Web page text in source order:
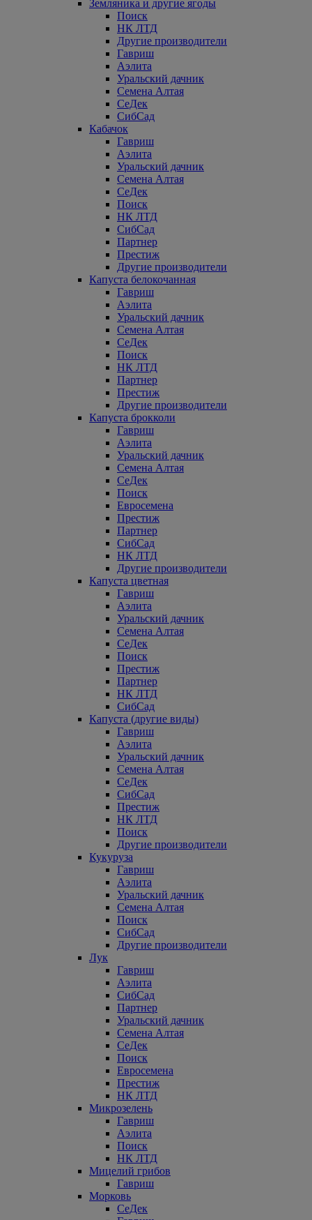
Земляника и другие ягоды
Поиск
НК ЛТД
Другие производители
Гавриш
Аэлита
Уральский дачник
Семена Алтая
СеДек
СибСад
Кабачок
Гавриш
Аэлита
Уральский дачник
Семена Алтая
СеДек
Поиск
НК ЛТД
СибСад
Партнер
Престиж
Другие производители
Капуста белокочанная
Гавриш
Аэлита
Уральский дачник
Семена Алтая
СеДек
Поиск
НК ЛТД
Партнер
Престиж
Другие производители
Капуста брокколи
Гавриш
Аэлита
Уральский дачник
Семена Алтая
СеДек
Поиск
Евросемена
Престиж
Партнер
СибСад
НК ЛТД
Другие производители
Капуста цветная
Гавриш
Аэлита
Уральский дачник
Семена Алтая
СеДек
Поиск
Престиж
Партнер
НК ЛТД
СибСад
Капуста (другие виды)
Гавриш
Аэлита
Уральский дачник
Семена Алтая
СеДек
СибСад
Престиж
НК ЛТД
Поиск
Другие производители
Кукуруза
Гавриш
Аэлита
Уральский дачник
Семена Алтая
Поиск
СибСад
Другие производители
Лук
Гавриш
Аэлита
СибСад
Партнер
Уральский дачник
Семена Алтая
СеДек
Поиск
Евросемена
Престиж
НК ЛТД
Микрозелень
Гавриш
Аэлита
Поиск
НК ЛТД
Мицелий грибов
Гавриш
Морковь
СеДек